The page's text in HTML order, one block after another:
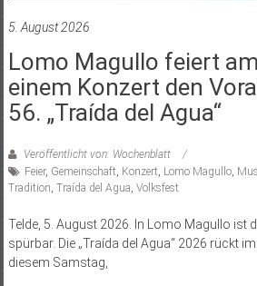
5. August 2026
Lomo Magullo feiert
einem Konzert den
56. „Traída del Agua“
Veröffentlicht von: Wochenblatt
Feier, Gemeinschaft, Konzert, Lomo Magullo,
Tradition, Traída del Agua, Volksfest
Telde, 5. August 2026. In Lomo Magullo ist
spürbar. Die „Traída del Agua“ 2026 rückt
diesem Samstag,